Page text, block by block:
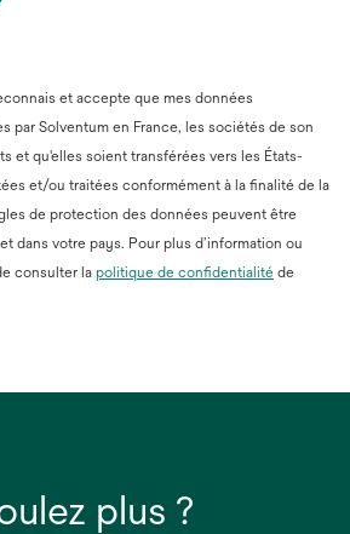
et accepte que mes données
par Solventum en France, les sociétés de son
et qu'elles soient transférées vers les États-
et/ou traitées conformément à la finalité de la
de protection des données peuvent être
dans votre pays. Pour plus d’information ou
consulter la politique de confidentialité s’ouvre
de
plus ?